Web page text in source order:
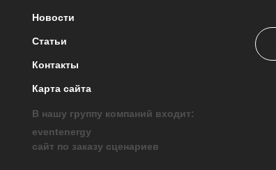
Новости
Статьи
Контакты
Карта сайта
В нашу группу компаний входит:
eventenergy
сайт по заказу сценариев